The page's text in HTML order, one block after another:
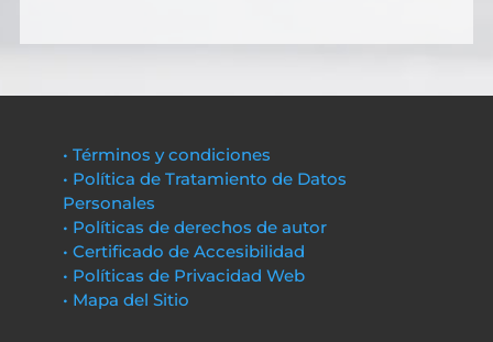
• Términos y condiciones
• Política de Tratamiento de Datos
Personales
• Políticas de derechos de autor
• Certificado de Accesibilidad
• Políticas de Privacidad Web
• Mapa del Sitio